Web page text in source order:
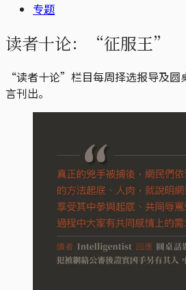
专题
读者十论：“征服王”
“读者十论”栏目每周择选报导及圆
言刊出。